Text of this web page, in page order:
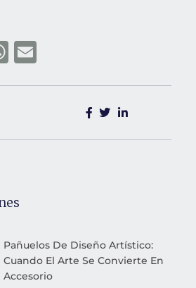
W
A
Pañuelos De Diseño Artístico:
Cuando El Arte Se Convierte En
Accesorio